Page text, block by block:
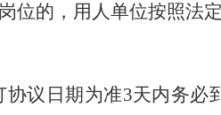
位的，用人单位按照法
协议日期为准3天内务必